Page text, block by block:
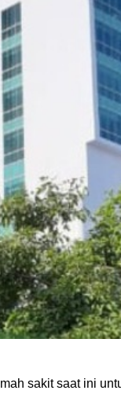
sakit saat ini